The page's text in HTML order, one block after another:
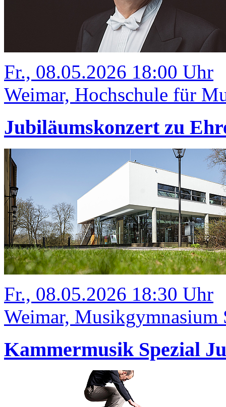
Fr., 08.05.2026 18:00 Uhr
Weimar, Hochschule für
Jubiläumskonzert zu
Fr., 08.05.2026 18:30 Uhr
Weimar, Musikgymnasium
Kammermusik Spezial